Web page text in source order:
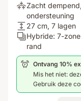
Comfort:
Zacht
dempend,
omhullend
gevoel
met
evenwichtige
ondersteuning
Zacht
ondersteuning
Matrashoogte:
27
cm,
7
lagen
27 cm, 7 lagen
Aantal
lagen:
Hybride:
7-
veren,
Hybride: 7-
rand
Ontvang 10%
Mis het niet:
Gebruik deze